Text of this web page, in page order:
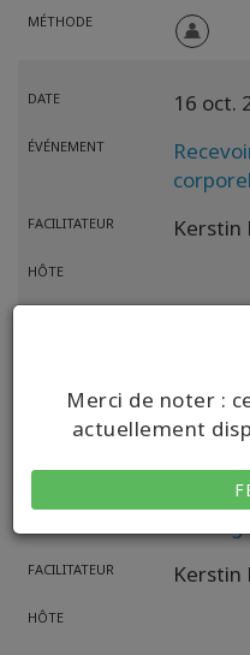
Merci de noter :
actuellement
MÉTHODE
DATE 16 oct.
ÉVÉNEMENT
FACILITATEUR Kerstin
HÔTE
MÉTHODE
DATE 13 nov.
FACILITATEUR Kerstin
HÔTE